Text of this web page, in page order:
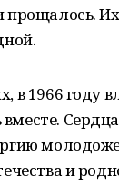
в 1966 году
и